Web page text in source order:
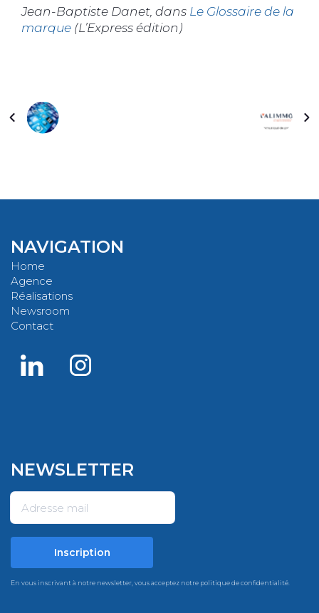
Jean-Baptiste Danet, dans Le Glossaire de la
marque (L’Express édition)
NAVIGATION
Home
Agence
Réalisations
Newsroom
Contact
NEWSLETTER
En vous inscrivant à notre newsletter, vous acceptez notre politique de confidentialité.